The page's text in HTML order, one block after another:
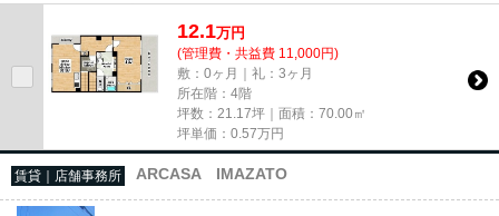
尚、弊社ではおとり広告は一切...
12.1万円
(管理費・共益費 11,000円)
敷：0ヶ月｜礼：3ヶ月
所在階：4階
坪数：21.17坪｜面積：70.00㎡
坪単価： 0.57万円
賃貸｜店舗事務所 ARCASA IMAZATO